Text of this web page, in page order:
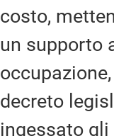
costo,
un supporto
decreto
ingessato